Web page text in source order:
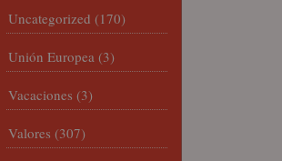
Uncategorized (170)
Unión Europea (3)
Vacaciones (3)
Valores (307)